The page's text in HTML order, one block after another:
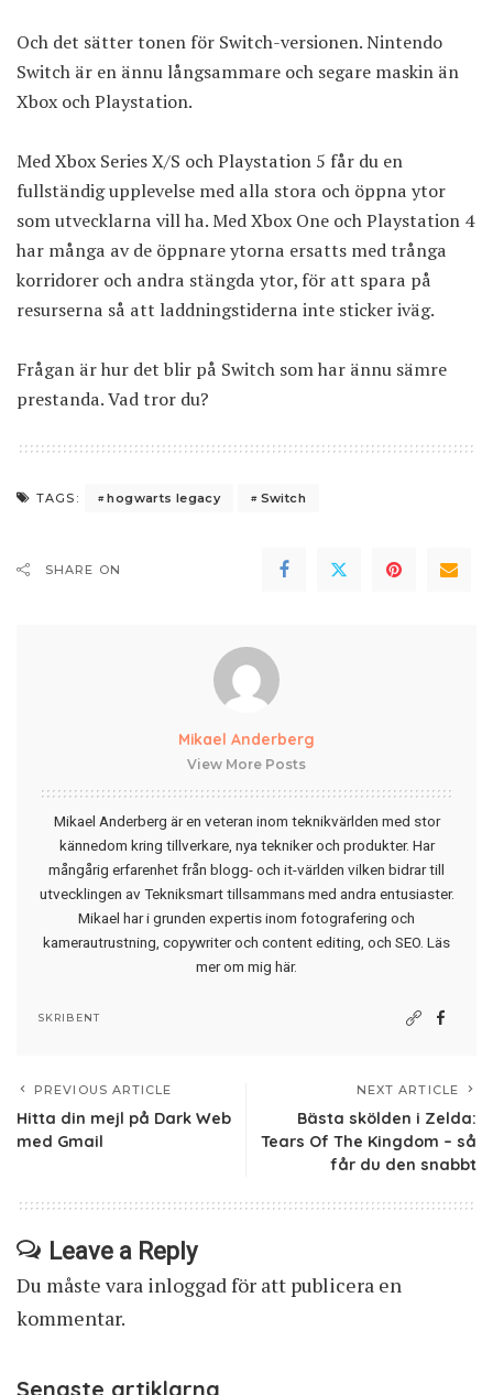
Och det sätter tonen för Switch-versionen. Nintendo
Switch är en ännu långsammare och segare maskin än
Xbox och Playstation.
Med Xbox Series X/S och Playstation 5 får du en
fullständig upplevelse med alla stora och öppna ytor
som utvecklarna vill ha. Med Xbox One och Playstation 4
har många av de öppnare ytorna ersatts med trånga
korridorer och andra stängda ytor, för att spara på
resurserna så att laddningstiderna inte sticker iväg.
Frågan är hur det blir på Switch som har ännu sämre
prestanda. Vad tror du?
TAGS: hogwarts legacy Switch
SHARE ON
Mikael Anderberg
View More Posts
Mikael Anderberg är en veteran inom teknikvärlden med stor
kännedom kring tillverkare, nya tekniker och produkter. Har
mångårig erfarenhet från blogg- och it-världen vilken bidrar till
utvecklingen av Tekniksmart tillsammans med andra entusiaster.
Mikael har i grunden expertis inom fotografering och
kamerautrustning, copywriter och content editing, och SEO. Läs
mer om mig här.
SKRIBENT
PREVIOUS ARTICLE
Hitta din mejl på Dark Web
med Gmail
NEXT ARTICLE
Bästa skölden i Zelda:
Tears Of The Kingdom – så
får du den snabbt
Leave a Reply
Du måste vara inloggadför att publicera en
kommentar.
Senaste artiklarna